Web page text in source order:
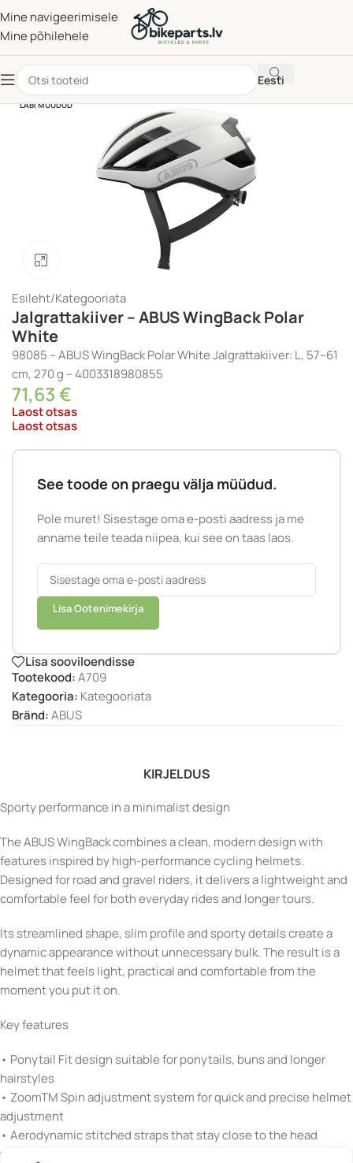
Mine navigeerimisele
Mine põhilehele
Eesti
LÄBI MÜÜDUD
Klõpsake suurendamiseks
Esileht/Kategooriata
Jalgrattakiiver – ABUS WingBack Polar
White
98085 – ABUS WingBack Polar White Jalgrattakiiver: L, 57–61
cm, 270 g – 4003318980855
71,63€
Laost otsas
Laost otsas
See toode on praegu välja müüdud.
Pole muret! Sisestage oma e-posti aadress ja me
anname teile teada niipea, kui see on taas laos.
Lisa Ootenimekirja
Lisa sooviloendisse
Tootekood:A709
Kategooria: Kategooriata
Bränd:ABUS
KIRJELDUS
Sporty performance in a minimalist design
The ABUS WingBack combines a clean, modern design with
features inspired by high-performance cycling helmets.
Designed for road and gravel riders, it delivers a lightweight and
comfortable feel for both everyday rides and longer tours.
Its streamlined shape, slim profile and sporty details create a
dynamic appearance without unnecessary bulk. The result is a
helmet that feels light, practical and comfortable from the
moment you put it on.
Key features
• Ponytail Fit design suitable for ponytails, buns and longer
hairstyles
• ZoomTM Spin adjustment system for quick and precise helmet
adjustment
• Aerodynamic stitched straps that stay close to the head
without flapping while riding